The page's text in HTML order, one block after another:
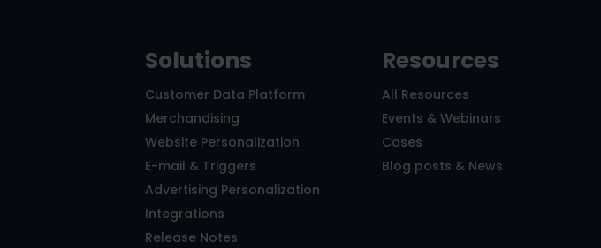
Solutions
Customer Data Platform
Merchandising
Website Personalization
E-mail & Triggers
Advertising Personalization
Integrations
Release Notes
Resources
All Resources
Events & Webinars
Cases
Blog posts & News